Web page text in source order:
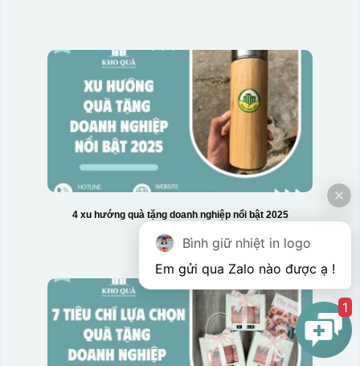
4 xu hướng quà tặng doanh nghiệp nổi bật 2025
Bình giữ nhiệt in logo
1